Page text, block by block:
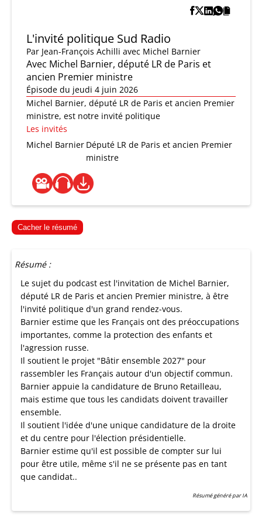
L'invité politique Sud Radio
Par Jean-François Achilli avec Michel Barnier
Avec Michel Barnier, député LR de Paris et
ancien Premier ministre
Épisode du jeudi 4 juin 2026
Michel Barnier, député LR de Paris et ancien Premier
ministre, est notre invité politique
Les invités
Michel Barnier Député LR de Paris et ancien Premier
ministre
Cacher le résumé
Résumé :
Le sujet du podcast est l'invitation de Michel Barnier,
député LR de Paris et ancien Premier ministre, à être
l'invité politique d'un grand rendez-vous.
Barnier estime que les Français ont des préoccupations
importantes, comme la protection des enfants et
l'agression russe.
Il soutient le projet "Bâtir ensemble 2027" pour
rassembler les Français autour d'un objectif commun.
Barnier appuie la candidature de Bruno Retailleau,
mais estime que tous les candidats doivent travailler
ensemble.
Il soutient l'idée d'une unique candidature de la droite
et du centre pour l'élection présidentielle.
Barnier estime qu'il est possible de compter sur lui
pour être utile, même s'il ne se présente pas en tant
que candidat..
Résumé généré par IA